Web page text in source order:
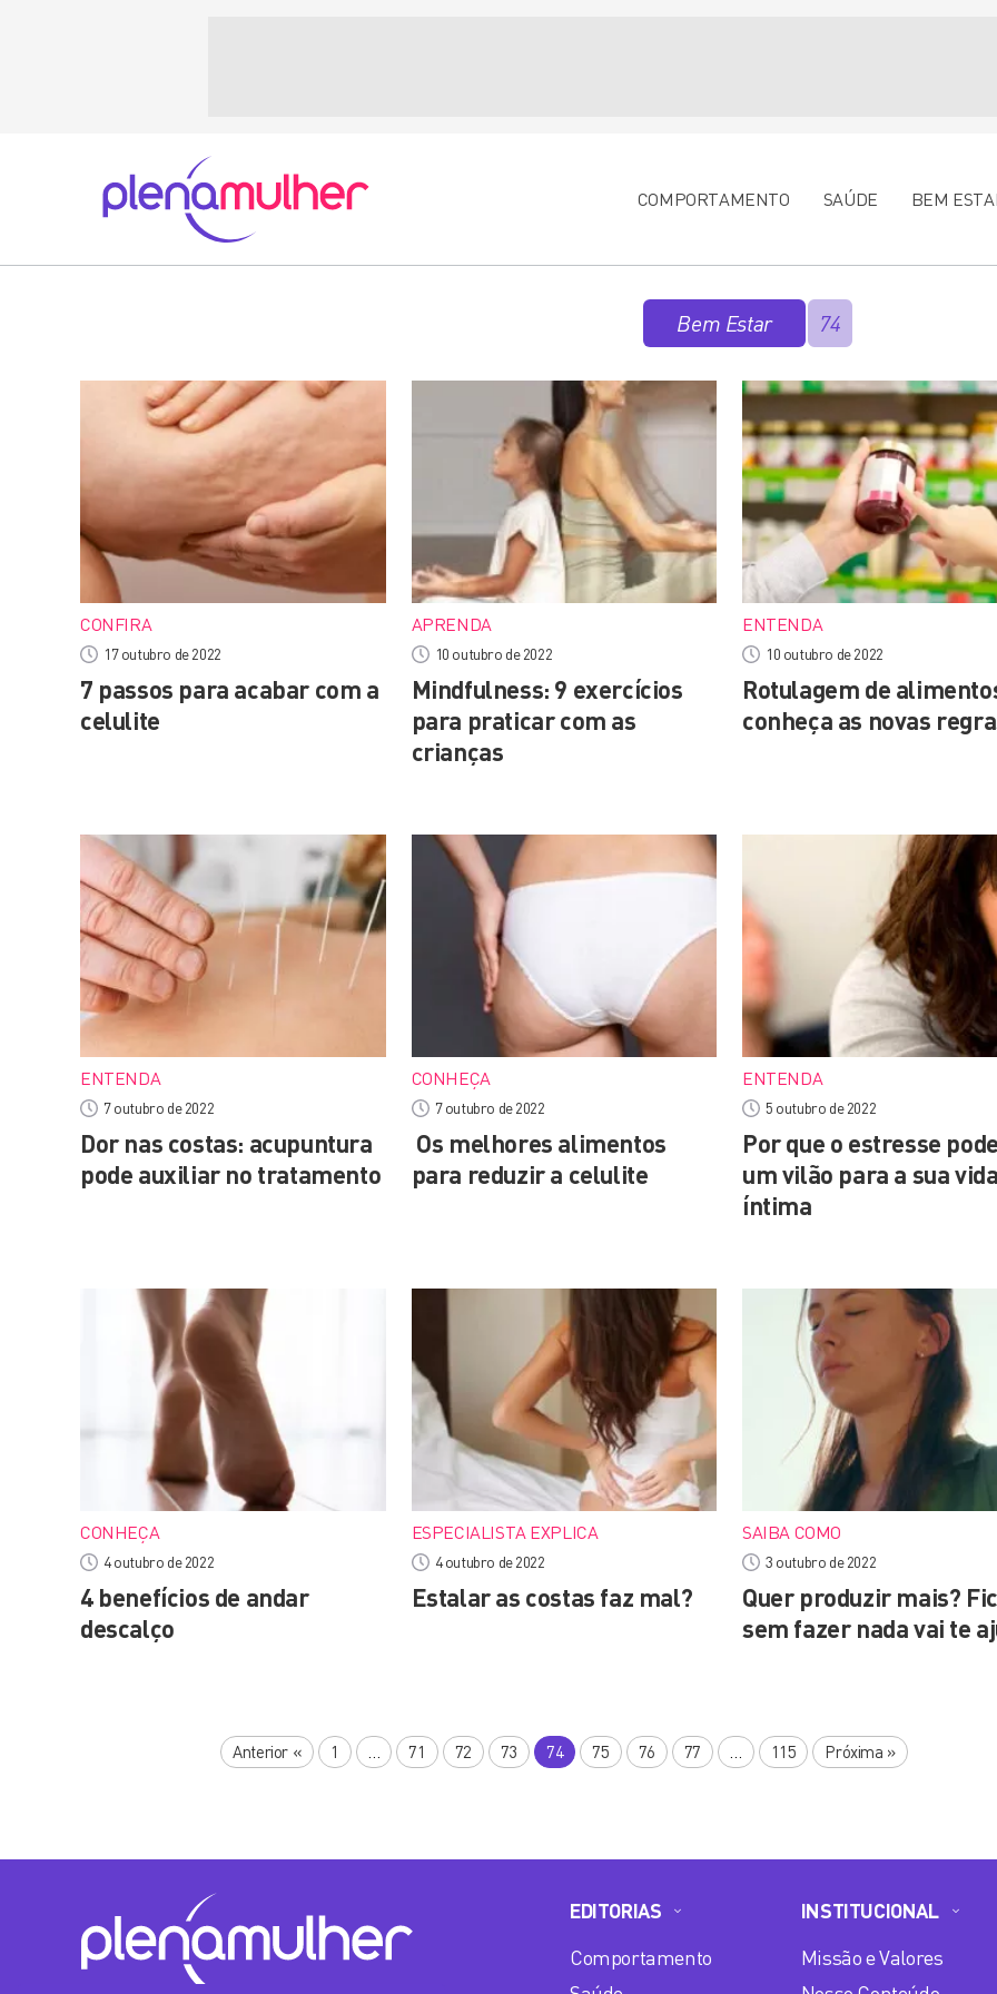
COMPORTAMENTO SAÚDE BEM
Bem Estar 74
CONFIRA
17 outubro de 2022
7 passos para acabar com a
celulite
APRENDA
10 outubro de 2022
Mindfulness: 9 exercícios
para praticar com as
crianças
ENTENDA
10 outubro de 2022
Rotulagem de
conheça as novas
ENTENDA
7 outubro de 2022
Dor nas costas: acupuntura
pode auxiliar no tratamento
CONHEÇA
7 outubro de 2022
Os melhores alimentos
para reduzir a celulite
ENTENDA
5 outubro de 2022
Por que o estresse
um vilão para a sua
íntima
CONHEÇA
4 outubro de 2022
4 benefícios de andar
descalço
ESPECIALISTA EXPLICA
4 outubro de 2022
Estalar as costas faz mal?
SAIBA COMO
3 outubro de 2022
Quer produzir mais?
sem fazer nada vai te
Anterior « 1 71 72 73 74 75 76 77 115 Próxima »
EDITORIAS
Comportamento
INSTITUCIONAL
Missão e Valores